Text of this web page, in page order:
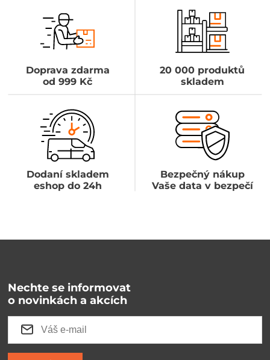
Doprava zdarma
od 999 Kč
20 000 produktů
skladem
Dodaní skladem
eshop do 24h
Bezpečný nákup
Vaše data v bezpečí
Nechte se informovat
o novinkách a akcích